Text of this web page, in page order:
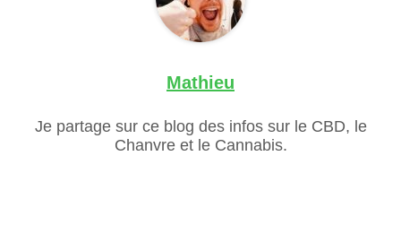
Mathieu
Je partage sur ce blog des infos sur le CBD, le
Chanvre et le Cannabis.